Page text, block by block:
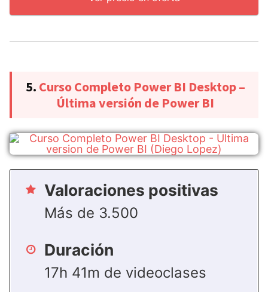
5. Curso Completo Power BI Desktop –
Última versión de Power BI
Valoraciones positivas
Más de 3.500
Duración
17h 41m de videoclases